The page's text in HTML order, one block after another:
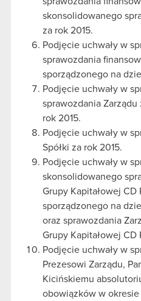
skonsolidowanego
za rok 2015.
Podjęcie uchwały w
sprawozdania
sporządzonego na
Podjęcie uchwały w
sprawozdania Zarządu
rok 2015.
Podjęcie uchwały w
Spółki za rok 2015.
Podjęcie uchwały w
skonsolidowanego
Grupy Kapitałowej CD
sporządzonego na
oraz sprawozdania
Grupy Kapitałowej CD
Podjęcie uchwały w
Prezesowi Zarządu,
Kicińskiemu
obowiązków w okresie